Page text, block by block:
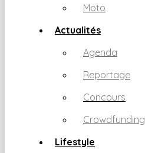
Moto
Actualités
Agenda
Reportage
Concours
Crowdfunding
Lifestyle